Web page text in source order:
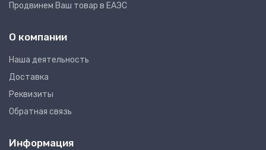
Продвинем Ваш товар в ЕАЭС
О компании
Наша деятельность
Доставка
Реквизиты
Обратная связь
Информация